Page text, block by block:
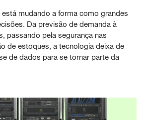
está mudando a forma como grandes
Da previsão de demanda à
passando pela segurança nas
de estoques, a tecnologia deixa de
de dados para se tornar parte da